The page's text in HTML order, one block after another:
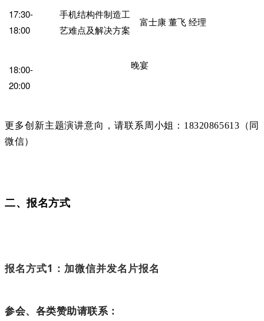
17:30-
18:00
手机结构件制造工
艺难点及解决方案
富士康 董飞 经理
18:00-
20:00
晚宴
更多创新主题演讲意向，请联系周小姐：18320865613（同
微信）
二、报名方式
报名方式1：加微信并发名片报名
参会、各类赞助请联系：